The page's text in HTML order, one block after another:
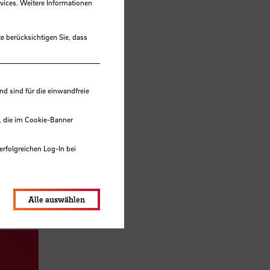
Weitere Informationen
berücksichtigen Sie, dass
sind für die einwandfreie
die im Cookie-Banner
Log-In bei
Alle auswählen